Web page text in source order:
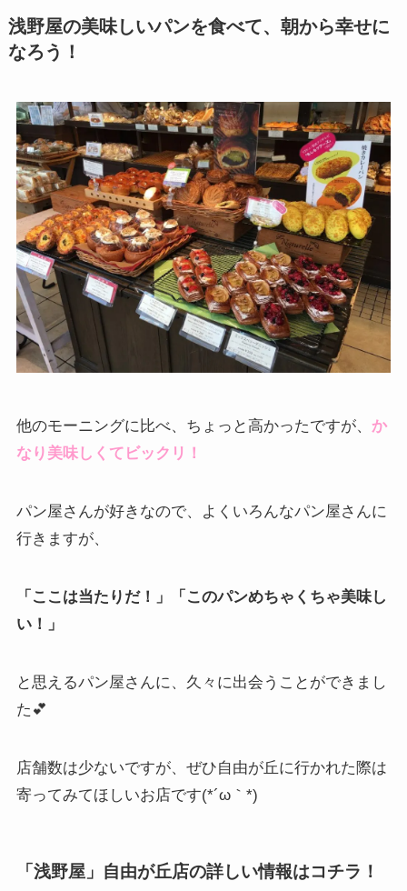
浅野屋の美味しいパンを食べて、朝から幸せに
なろう！
他のモーニングに比べ、ちょっと高かったですが、 か
なり美味しくてビックリ！
パン屋さんが好きなので、よくいろんなパン屋さんに
行きますが、
「ここは当たりだ！」「このパンめちゃくちゃ美味し
い！」
と思えるパン屋さんに、久々に出会うことができまし
た💕
店舗数は少ないですが、ぜひ自由が丘に行かれた際は
寄ってみてほしいお店です(*´ω｀*)
「浅野屋」自由が丘店の詳しい情報はコチラ！